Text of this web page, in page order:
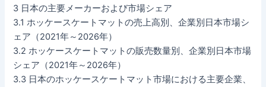
3 日本の主要メーカーおよび市場シェア
3.1 ホッケースケートマットの売上高別、企業別日本市場シ
ェア（2021年～2026年）
3.2 ホッケースケートマットの販売数量別、企業別日本市場
シェア（2021年～2026年）
3.3 日本のホッケースケートマット市場における主要企業、